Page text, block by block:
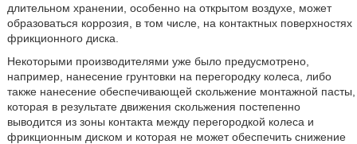
длительном хранении, особенно на открытом воздухе, может
образоваться коррозия, в том числе, на контактных поверхностях
фрикционного диска.
Некоторыми производителями уже было предусмотрено,
например, нанесение грунтовки на перегородку колеса, либо
также нанесение обеспечивающей скольжение монтажной пасты,
которая в результате движения скольжения постепенно
выводится из зоны контакта между перегородкой колеса и
фрикционным диском и которая не может обеспечить снижение